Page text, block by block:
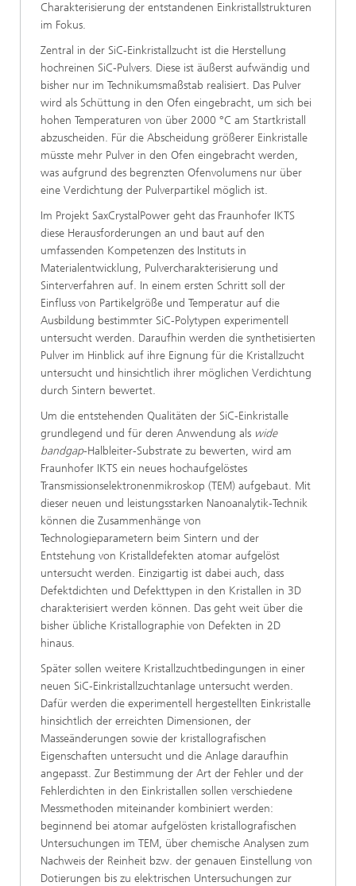
Charakterisierung der entstandenen Einkristallstrukturen
im Fokus.
Zentral in der SiC-Einkristallzucht ist die Herstellung
hochreinen SiC-Pulvers. Diese ist äußerst aufwändig und
bisher nur im Technikumsmaßstab realisiert. Das Pulver
wird als Schüttung in den Ofen eingebracht, um sich bei
hohen Temperaturen von über 2000 °C am Startkristall
abzuscheiden. Für die Abscheidung größerer Einkristalle
müsste mehr Pulver in den Ofen eingebracht werden,
was aufgrund des begrenzten Ofenvolumens nur über
eine Verdichtung der Pulverpartikel möglich ist.
Im Projekt SaxCrystalPower geht das Fraunhofer IKTS
diese Herausforderungen an und baut auf den
umfassenden Kompetenzen des Instituts in
Materialentwicklung, Pulvercharakterisierung und
Sinterverfahren auf. In einem ersten Schritt soll der
Einfluss von Partikelgröße und Temperatur auf die
Ausbildung bestimmter SiC-Polytypen experimentell
untersucht werden. Daraufhin werden die synthetisierten
Pulver im Hinblick auf ihre Eignung für die Kristallzucht
untersucht und hinsichtlich ihrer möglichen Verdichtung
durch Sintern bewertet.
Um die entstehenden Qualitäten der SiC-Einkristalle
grundlegend und für deren Anwendung als wide
bandgap-Halbleiter-Substrate zu bewerten, wird am
Fraunhofer IKTS ein neues hochaufgelöstes
Transmissionselektronenmikroskop (TEM) aufgebaut. Mit
dieser neuen und leistungsstarken Nanoanalytik-Technik
können die Zusammenhänge von
Technologieparametern beim Sintern und der
Entstehung von Kristalldefekten atomar aufgelöst
untersucht werden. Einzigartig ist dabei auch, dass
Defektdichten und Defekttypen in den Kristallen in 3D
charakterisiert werden können. Das geht weit über die
bisher übliche Kristallographie von Defekten in 2D
hinaus.
Später sollen weitere Kristallzuchtbedingungen in einer
neuen SiC-Einkristallzuchtanlage untersucht werden.
Dafür werden die experimentell hergestellten Einkristalle
hinsichtlich der erreichten Dimensionen, der
Masseänderungen sowie der kristallografischen
Eigenschaften untersucht und die Anlage daraufhin
angepasst. Zur Bestimmung der Art der Fehler und der
Fehlerdichten in den Einkristallen sollen verschiedene
Messmethoden miteinander kombiniert werden:
beginnend bei atomar aufgelösten kristallografischen
Untersuchungen im TEM, über chemische Analysen zum
Nachweis der Reinheit bzw. der genauen Einstellung von
Dotierungen bis zu elektrischen Untersuchungen zur